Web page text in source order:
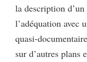
la description
l’adéquation avec
quasi-
sur d’autres plans